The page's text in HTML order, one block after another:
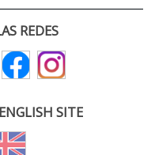
REDES
SITE